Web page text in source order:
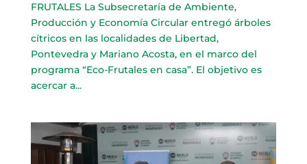
FRUTALES La Subsecretaría de Ambiente,
Producción y Economía Circular entregó árboles
cítricos en las localidades de Libertad,
Pontevedra y Mariano Acosta, en el marco del
programa “Eco-Frutales en casa”. El objetivo es
acercar a...